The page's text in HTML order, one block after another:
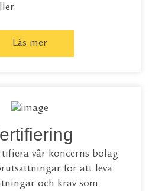
Läs mer
vår koncerns bolag
för att leva
och krav som